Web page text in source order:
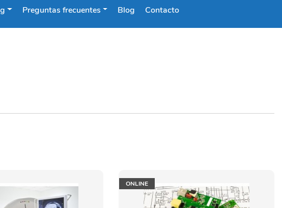
Preguntas frecuentes Blog Contacto
ONLINE